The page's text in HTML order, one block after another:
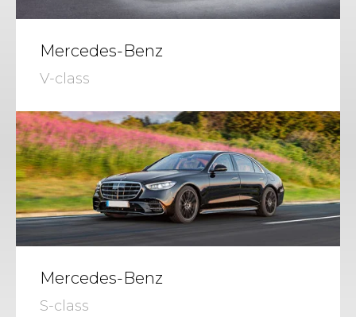
Mercedes-Benz
V-class
Mercedes-Benz
S-class